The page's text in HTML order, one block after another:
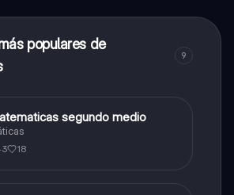
populares de
9
segundo medio
18